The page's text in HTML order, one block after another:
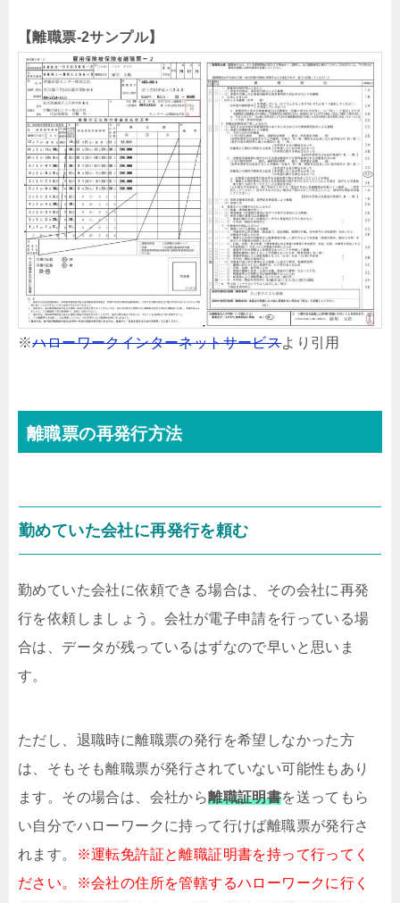
【離職票-2サンプル】
※ハローワークインターネットサービスより引用
離職票の再発行方法
勤めていた会社に再発行を頼む
勤めていた会社に依頼できる場合は、その会社に再発
行を依頼しましょう。会社が電子申請を行っている場
合は、データが残っているはずなので早いと思いま
す。
ただし、退職時に離職票の発行を希望しなかった方
は、そもそも離職票が発行されていない可能性もあり
ます。その場合は、会社から離職証明書を送ってもら
い自分でハローワークに持って行けば離職票が発行さ
れます。
※運転免許証と離職証明書を持って行ってく
ださい。※会社の住所を管轄するハローワークに行く